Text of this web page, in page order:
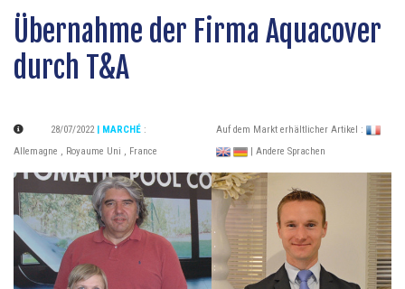
Übernahme der Firma Aquacover
durch T&A
28/07/2022 | MARCHÉ :
Allemagne , Royaume Uni , France
Auf dem Markt erhältlicher Artikel :
| Andere Sprachen